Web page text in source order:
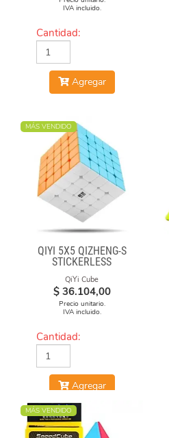
IVA incluido.
Cantidad:
Agregar
MÁS VENDIDO
QIYI 5X5 QIZHENG-S
STICKERLESS
QiYi Cube
$ 36.104,00
Precio unitario.
IVA incluido.
Cantidad:
Agregar
MÁS VENDIDO